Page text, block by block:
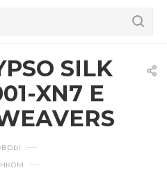
SILK
XN7 E
—
—